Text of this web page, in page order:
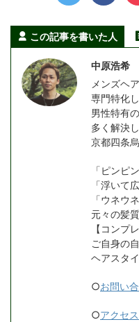
この記事を書いた人
中原浩希
メンズヘ
専門特化
男性特有
多く解決
京都四条
「ピンピ
「浮いて
「ウネウ
元々の髪
【コンプ
ご自身の
ヘアスタ
○お問い
○アクセス